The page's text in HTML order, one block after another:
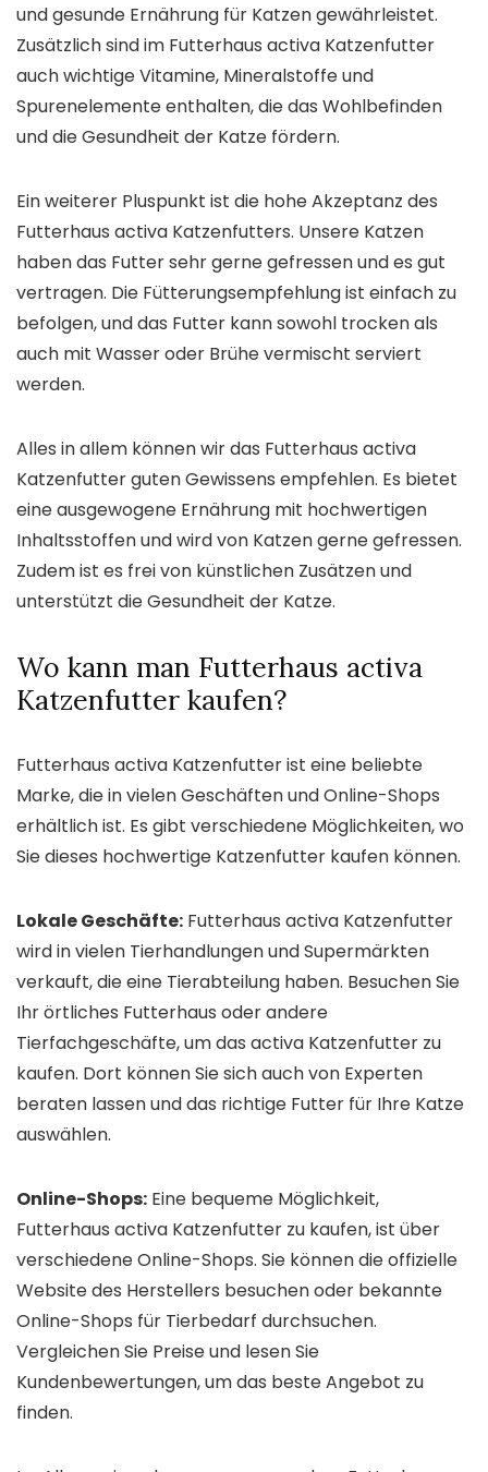
und gesunde Ernährung für Katzen gewährleistet.
Zusätzlich sind im Futterhaus activa Katzenfutter
auch wichtige Vitamine, Mineralstoffe und
Spurenelemente enthalten, die das Wohlbefinden
und die Gesundheit der Katze fördern.
Ein weiterer Pluspunkt ist die hohe Akzeptanz des
Futterhaus activa Katzenfutters. Unsere Katzen
haben das Futter sehr gerne gefressen und es gut
vertragen. Die Fütterungsempfehlung ist einfach zu
befolgen, und das Futter kann sowohl trocken als
auch mit Wasser oder Brühe vermischt serviert
werden.
Alles in allem können wir das Futterhaus activa
Katzenfutter guten Gewissens empfehlen. Es bietet
eine ausgewogene Ernährung mit hochwertigen
Inhaltsstoffen und wird von Katzen gerne gefressen.
Zudem ist es frei von künstlichen Zusätzen und
unterstützt die Gesundheit der Katze.
Wo kann man Futterhaus activa
Katzenfutter kaufen?
Futterhaus activa Katzenfutter ist eine beliebte
Marke, die in vielen Geschäften und Online-Shops
erhältlich ist. Es gibt verschiedene Möglichkeiten, wo
Sie dieses hochwertige Katzenfutter kaufen können.
Lokale Geschäfte: Futterhaus activa Katzenfutter
wird in vielen Tierhandlungen und Supermärkten
verkauft, die eine Tierabteilung haben. Besuchen Sie
Ihr örtliches Futterhaus oder andere
Tierfachgeschäfte, um das activa Katzenfutter zu
kaufen. Dort können Sie sich auch von Experten
beraten lassen und das richtige Futter für Ihre Katze
auswählen.
Online-Shops: Eine bequeme Möglichkeit,
Futterhaus activa Katzenfutter zu kaufen, ist über
verschiedene Online-Shops. Sie können die offizielle
Website des Herstellers besuchen oder bekannte
Online-Shops für Tierbedarf durchsuchen.
Vergleichen Sie Preise und lesen Sie
Kundenbewertungen, um das beste Angebot zu
finden.